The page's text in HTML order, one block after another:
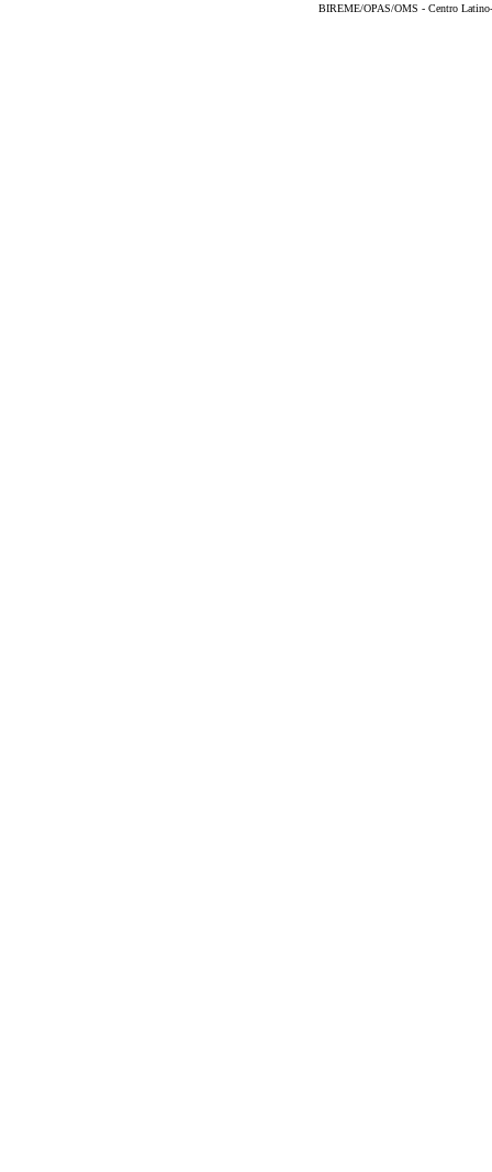
BIREME/OPAS/OMS - Centro Latino-